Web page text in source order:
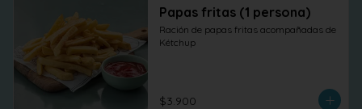
Papas fritas (1 persona)
Ración de papas fritas acompañadas de
Kétchup
$3.900